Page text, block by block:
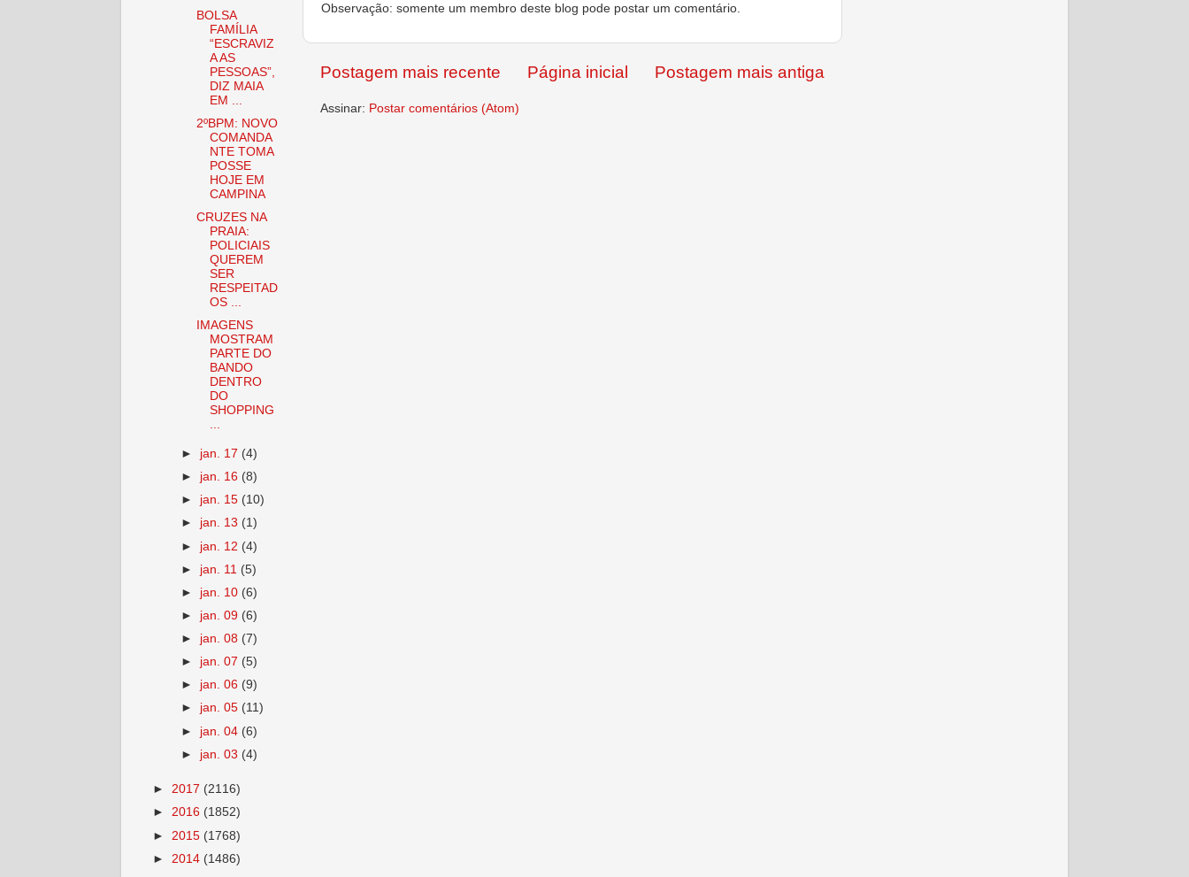
Observação: somente um membro deste blog pode postar um comentário.
Postagem mais recente Postagem mais antiga
Página inicial
Assinar: Postar comentários (Atom)
BOLSA
FAMÍLIA
“ESCRAVIZ
A AS
PESSOAS”,
DIZ MAIA
EM ...
2ºBPM: NOVO
COMANDA
NTE TOMA
POSSE
HOJE EM
CAMPINA
CRUZES NA
PRAIA:
POLICIAIS
QUEREM
SER
RESPEITAD
OS ...
IMAGENS
MOSTRAM
PARTE DO
BANDO
DENTRO
DO
SHOPPING
...
► jan. 17 (4)
► jan. 16 (8)
► jan. 15 (10)
► jan. 13 (1)
► jan. 12 (4)
► jan. 11 (5)
► jan. 10 (6)
► jan. 09 (6)
► jan. 08 (7)
► jan. 07 (5)
► jan. 06 (9)
► jan. 05 (11)
► jan. 04 (6)
► jan. 03 (4)
► 2017 (2116)
► 2016 (1852)
► 2015 (1768)
► 2014 (1486)